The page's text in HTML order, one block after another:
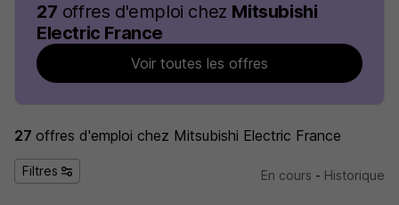
27 offres d'emploi chez Mitsubishi
Electric France
Voir toutes les offres
27 offres d'emploi chez Mitsubishi Electric France
Filtres En cours - Historique